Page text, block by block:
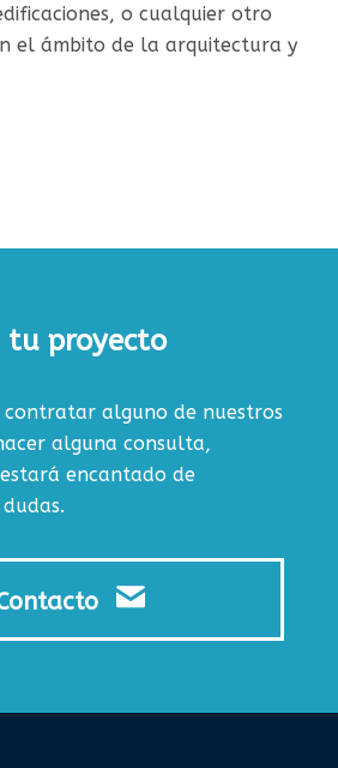
o cualquier otro
el ámbito de la arquitectura y
tu proyecto
contratar alguno de nuestros
alguna consulta,
encantado de